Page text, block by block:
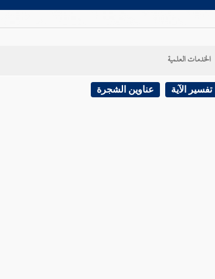
الخدمات العلمية
تفسير الآية عناوين الشجرة